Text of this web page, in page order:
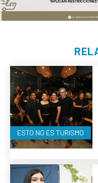
ESTO NO ES TURISMO